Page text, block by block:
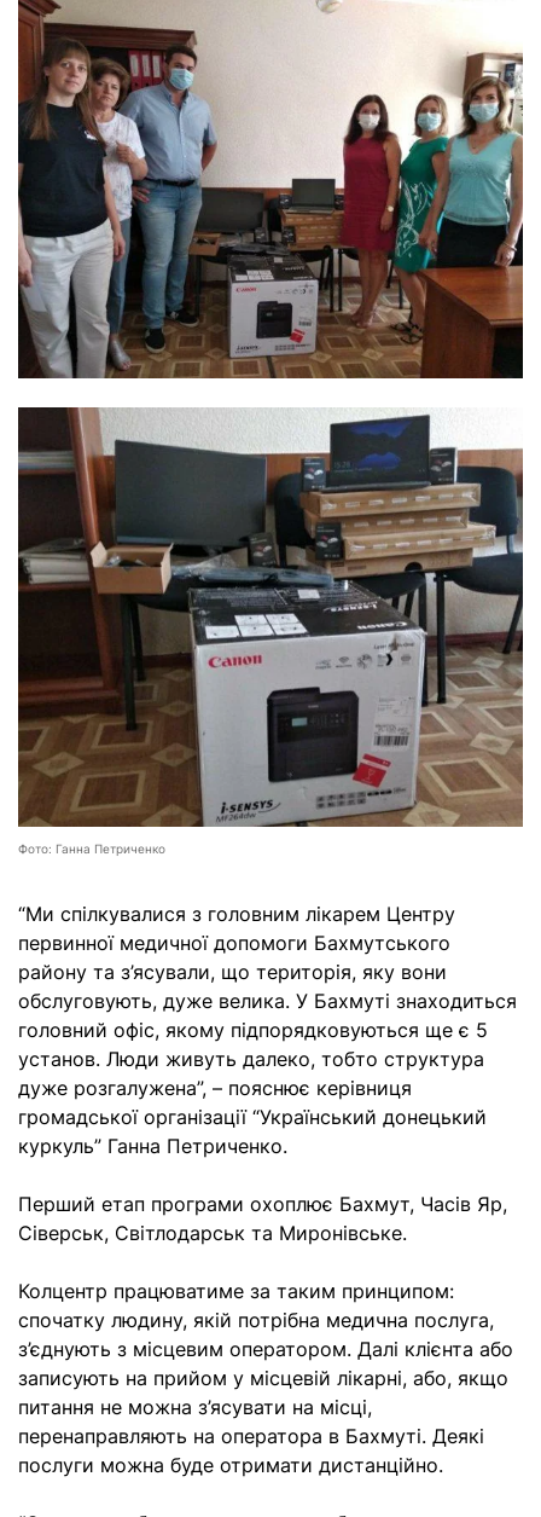
Фото: Ганна Петриченко
“Ми спілкувалися з головним лікарем Центру
первинної медичної допомоги Бахмутського
району та з’ясували, що територія, яку вони
обслуговують, дуже велика. У Бахмуті знаходиться
головний офіс, якому підпорядковуються ще є 5
установ. Люди живуть далеко, тобто структура
дуже розгалужена”, – пояснює керівниця
громадської організації “Український донецький
куркуль” Ганна Петриченко.
Перший етап програми охоплює Бахмут, Часів Яр,
Сіверськ, Світлодарськ та Миронівське.
Колцентр працюватиме за таким принципом:
спочатку людину, якій потрібна медична послуга,
з’єднують з місцевим оператором. Далі клієнта або
записують на прийом у місцевій лікарні, або, якщо
питання не можна з’ясувати на місці,
перенаправляють на оператора в Бахмуті. Деякі
послуги можна буде отримати дистанційно.